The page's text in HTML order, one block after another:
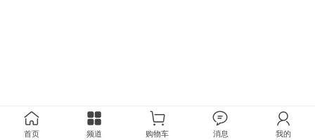
首页 频道 购物车 消息 我的